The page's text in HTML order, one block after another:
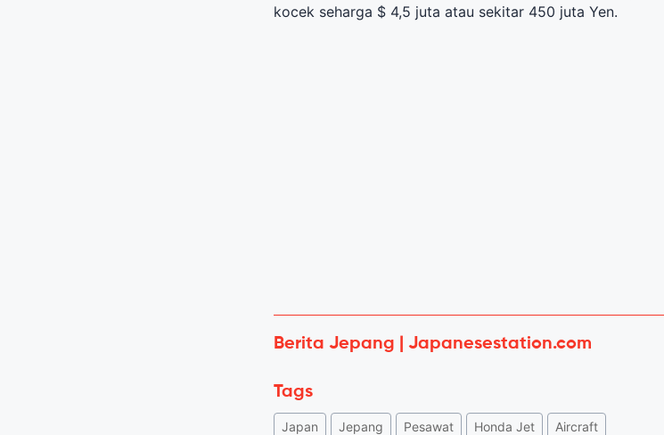
kocek seharga $ 4,5 juta atau sekitar 450 juta Yen.
Berita Jepang | Japanesestation.com
Tags
Japan Jepang Pesawat Honda Jet Aircraft